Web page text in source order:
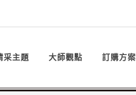
采主題 大師觀點 訂購方案